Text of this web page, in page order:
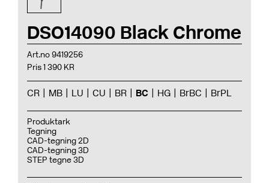
DSO14090 Black Chrome
Art.no 9419256
Pris 1 390 KR
CR MB LU CU BR BC HG BrBC BrPL
Produktark
Tegning
CAD-tegning 2D
CAD-tegning 3D
STEP tegne 3D